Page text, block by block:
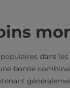
dans
bonne